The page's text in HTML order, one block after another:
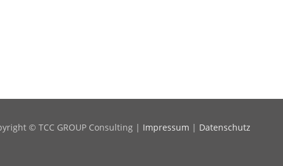
© TCC GROUP Consulting | Impressum | Datenschutz